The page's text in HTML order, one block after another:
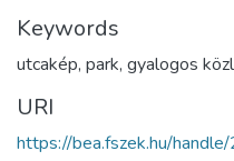
Keywords
utcakép, park, gyalogos
URI
https://bea.fszek.hu/